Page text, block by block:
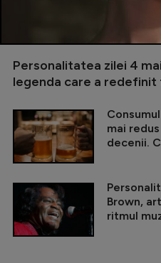
Personalitatea zilei 4
legenda care a
mai
decenii.
Brown,
ritmul